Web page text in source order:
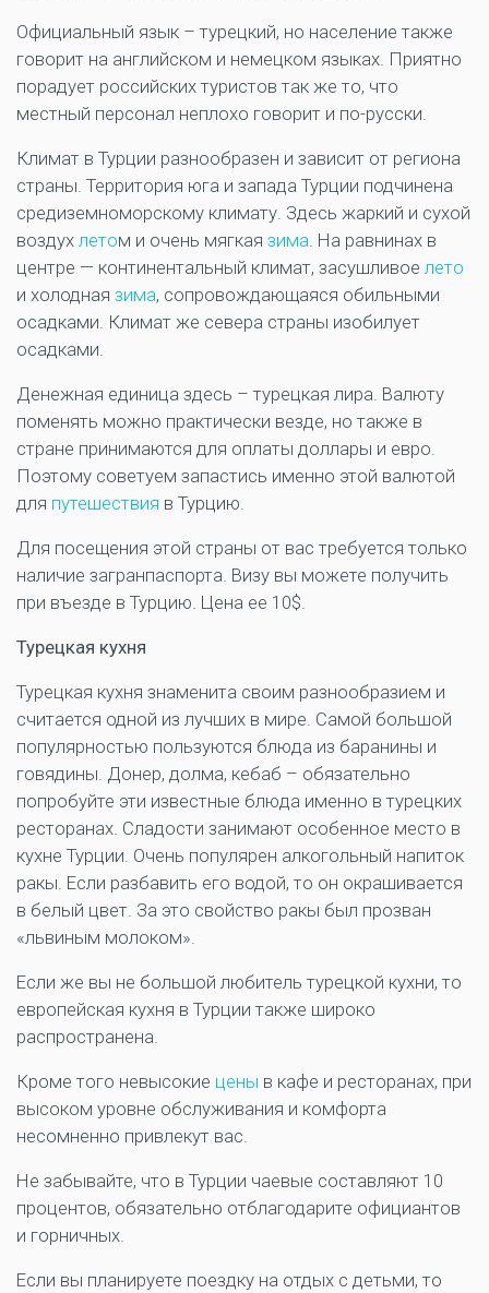
Официальный язык – турецкий, но население также
говорит на английском и немецком языках. Приятно
порадует российских туристов так же то, что
местный персонал неплохо говорит и по-русски.
Климат в Турции разнообразен и зависит от региона
страны. Территория юга и запада Турции подчинена
средиземноморскому климату. Здесь жаркий и сухой
воздух летом и очень мягкая зима. На равнинах в
центре — континентальный климат, засушливое лето
и холодная зима, сопровождающаяся обильными
осадками. Климат же севера страны изобилует
осадками.
Денежная единица здесь – турецкая лира. Валюту
поменять можно практически везде, но также в
стране принимаются для оплаты доллары и евро.
Поэтому советуем запастись именно этой валютой
для путешествия в Турцию.
Для посещения этой страны от вас требуется только
наличие загранпаспорта. Визу вы можете получить
при въезде в Турцию. Цена ее 10$.
Турецкая кухня
Турецкая кухня знаменита своим разнообразием и
считается одной из лучших в мире. Самой большой
популярностью пользуются блюда из баранины и
говядины. Донер, долма, кебаб – обязательно
попробуйте эти известные блюда именно в турецких
ресторанах. Сладости занимают особенное место в
кухне Турции. Очень популярен алкогольный напиток
ракы. Если разбавить его водой, то он окрашивается
в белый цвет. За это свойство ракы был прозван
«львиным молоком».
Если же вы не большой любитель турецкой кухни, то
европейская кухня в Турции также широко
распространена.
Кроме того невысокие цены в кафе и ресторанах, при
высоком уровне обслуживания и комфорта
несомненно привлекут вас.
Не забывайте, что в Турции чаевые составляют 10
процентов, обязательно отблагодарите официантов
и горничных.
Если вы планируете поездку на отдых с детьми, то